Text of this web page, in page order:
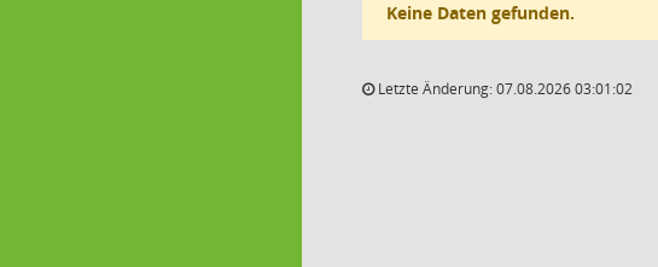
Keine Daten gefunden.
Letzte Änderung: 07.08.2026 03:01:02